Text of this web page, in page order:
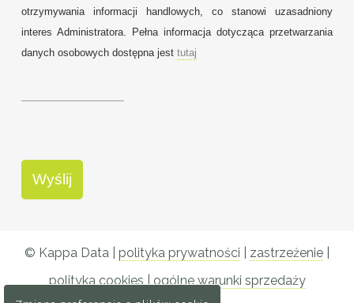
otrzymywania informacji handlowych, co stanowi uzasadniony
interes Administratora. Pełna informacja dotycząca przetwarzania
danych osobowych dostępna jesttutaj
© Kappa Data | polityka prywatności zastrzeżenie
polityka cookies | ogólne warunki sprzedaży